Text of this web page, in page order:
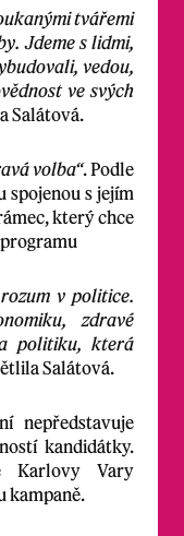
tvářemi
Jdeme s lidmi,
vedou,
ve svých
Salátová.
volba“. Podle
spojenou s jejím
který chce
v politice.
zdravé
politiku, která
Salátová.
nepředstavuje
kandidátky.
Karlovy Vary
kampaně.